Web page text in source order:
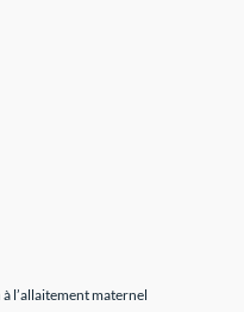
l’allaitement maternel